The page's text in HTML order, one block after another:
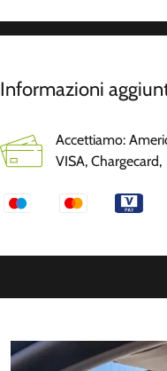
Informazioni
Accettiamo:
VISA, Chargecard,